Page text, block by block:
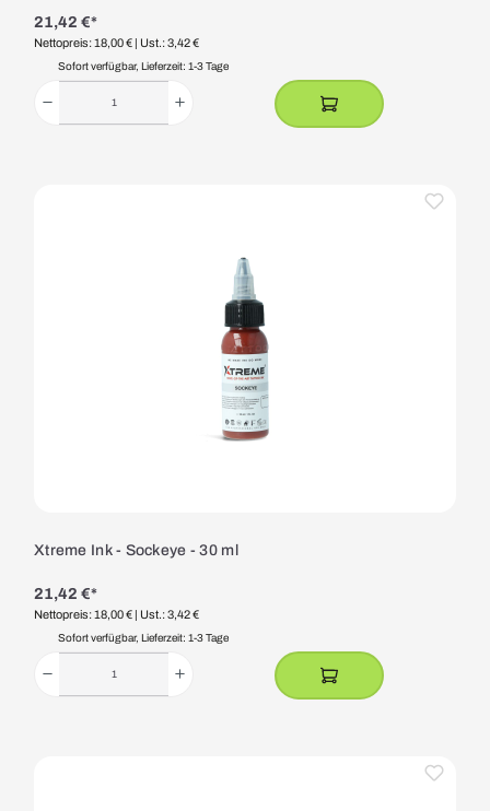
21,42 €*
Nettopreis: 18,00 € | Ust.: 3,42 €
Sofort verfügbar, Lieferzeit: 1-3 Tage
Xtreme Ink - Sockeye - 30 ml
21,42 €*
Nettopreis: 18,00 € | Ust.: 3,42 €
Sofort verfügbar, Lieferzeit: 1-3 Tage